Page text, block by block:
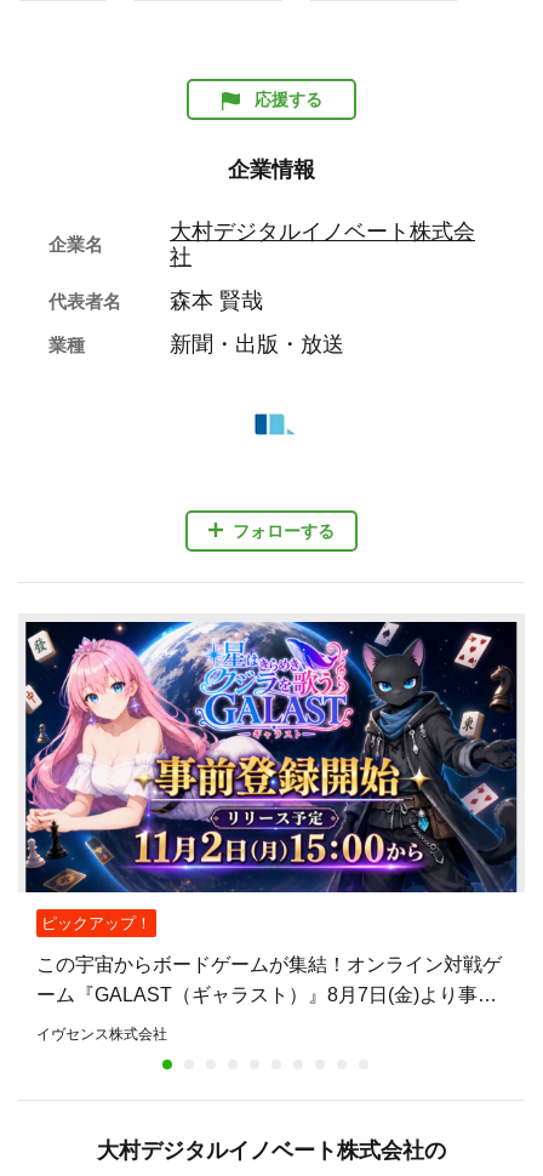
応援する
企業情報
フォローする
企業名
大村デジタルイノベート株式会
社
代表者名 森本 賢哉
業種 新聞・出版・放送
ピックアップ！
この宇宙からボードゲームが集結！オンライン対戦ゲ
ーム『GALAST（ギャラスト）』8月7日(金)より事前
登録開始！
イヴセンス株式会社
大村デジタルイノベート株式会社の